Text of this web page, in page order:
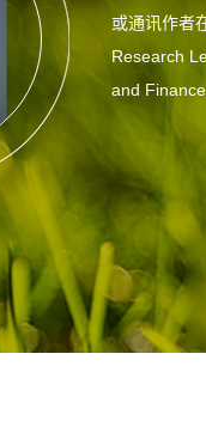
或通讯作者
Research
and